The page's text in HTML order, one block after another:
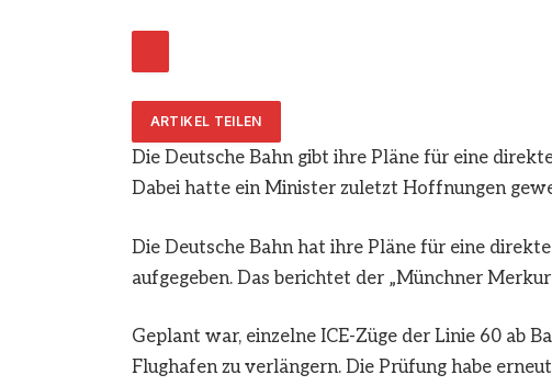
ARTIKEL TEILEN
Die Deutsche Bahn gibt ihre Pläne für eine
Dabei hatte ein Minister zuletzt Hoffnungen
Die Deutsche Bahn hat ihre Pläne für eine
aufgegeben. Das berichtet der „Münchner
Geplant war, einzelne ICE-Züge der Linie 60 ab
Flughafen zu verlängern. Die Prüfung habe